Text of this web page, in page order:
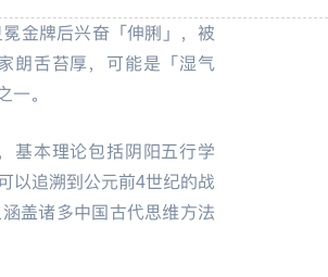
金牌后兴奋「伸脷」，被
朗舌苔厚，可能是「湿气
一。
基本理论包括阴阳五行学
以追溯到公元前4世纪的战
盖诸多中国古代思维方法